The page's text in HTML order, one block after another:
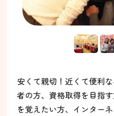
安くて親切！近くて便利
者の方、資格取得を目指
を覚えたい方、インター